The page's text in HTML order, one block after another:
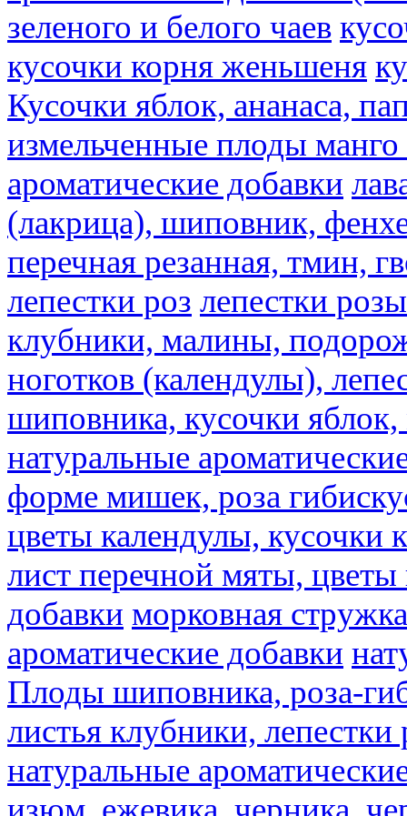
зеленого и белого чаев
кусочки корня женьшеня
Кусочки яблок, ананаса,
измельченные плоды
ароматические добавки
(лакрица), шиповник,
перечная резанная, тмин,
лепестки роз лепестки розы
клубники, малины,
ноготков (календулы),
шиповника, кусочки
натуральные
форме мишек, роза
цветы календулы, кусочки
лист перечной мяты,
добавки морковная стружка
ароматические добавки
Плоды шиповника, роза-
листья клубники,
натуральные